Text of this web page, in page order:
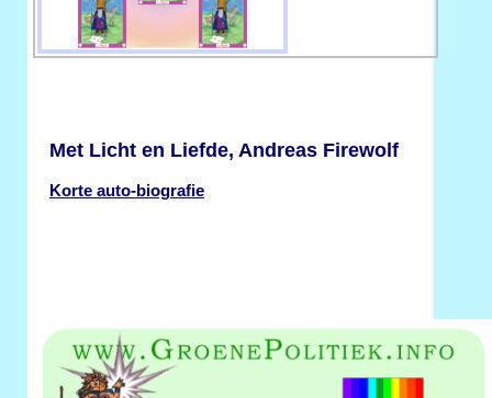
Met Licht en Liefde, Andreas Firewolf
Korte auto-biografie